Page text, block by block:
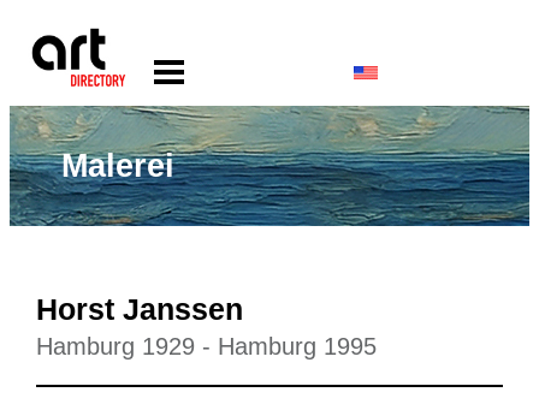
Malerei
Horst Janssen
Hamburg 1929 - Hamburg 1995